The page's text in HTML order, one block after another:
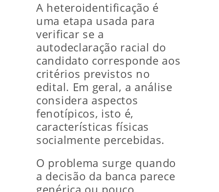
A heteroidentificação é
uma etapa usada para
verificar se a
autodeclaração racial do
candidato corresponde aos
critérios previstos no
edital. Em geral, a análise
considera aspectos
fenotípicos, isto é,
características físicas
socialmente percebidas.
O problema surge quando
a decisão da banca parece